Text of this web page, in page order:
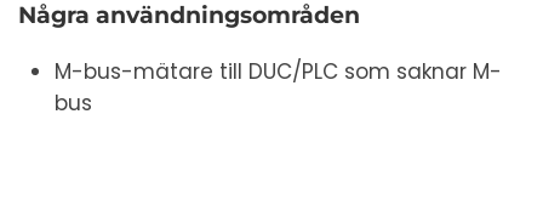
Några användningsområden
M-bus-mätare till DUC/PLC som saknar M-
bus